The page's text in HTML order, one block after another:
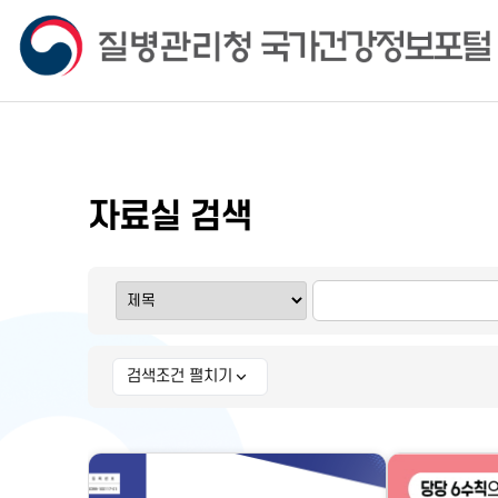
자료실 검색
상세 검색조건
검색조건 펼치기